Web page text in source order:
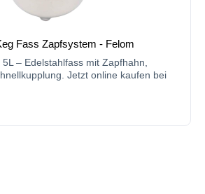
Fass Zapfsystem - Felom
5L – Edelstahlfass mit Zapfhahn,
Jetzt online kaufen bei